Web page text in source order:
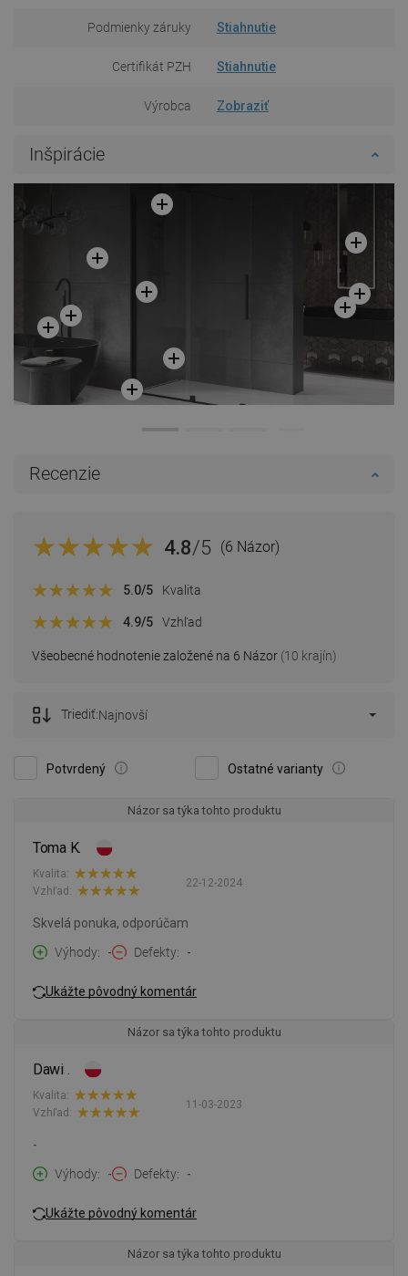
Podmienky záruky Stiahnutie
Certifikát PZH Stiahnutie
Výrobca Zobraziť
Inšpirácie
Recenzie
4.8/5 (6 Názor)
Všeobecné hodnotenie založené na 6 Názor (10 krajín)
5.0/5 Kvalita
4.9/5 Vzhľad
Potvrdený Ostatné varianty
Triediť:Najnovší
Názor sa týka tohto produktu
Toma K.
22-12-2024
Kvalita:
Vzhľad:
Skvelá ponuka, odporúčam
Výhody
- Defekty -
Ukážte pôvodný komentár
Názor sa týka tohto produktu
Dawi .
11-03-2023
Kvalita:
Vzhľad:
-
Výhody
- Defekty -
Ukážte pôvodný komentár
Názor sa týka tohto produktu